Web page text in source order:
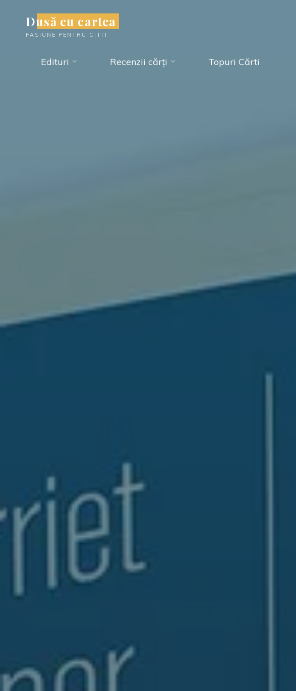
content
Dusă cu cartea
PASIUNE PENTRU CITIT
Edituri Recenzii cărți Topuri Cărti